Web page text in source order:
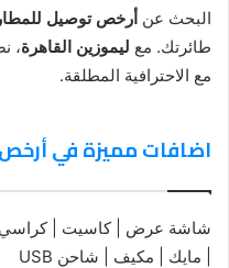
البحث عن أرخص توصيل للمطار
طائرتك. مع ليموزين القاهرة،
مع الاحترافية المطلقة.
اضافات مميزة في أرخص توصيل للمطار في مصر
| مايك | مكيف | شاحن USB